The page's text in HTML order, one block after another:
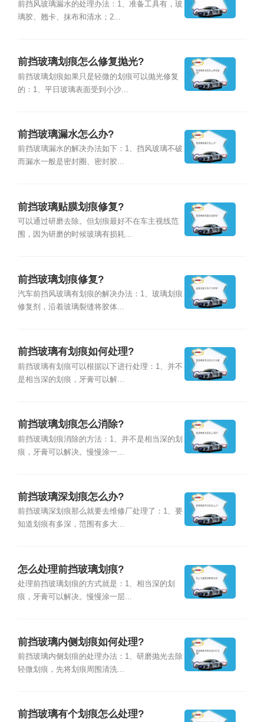
前挡风玻璃漏水的处理办法：1、准备工具有，玻
璃胶、翘卡、抹布和清水；2...
前挡玻璃划痕怎么修复抛光?
前挡玻璃划痕如果只是轻微的划痕可以抛光修复
的：1、平日玻璃表面受到小沙...
前挡玻璃漏水怎么办?
前挡玻璃漏水的解决办法如下：1、挡风玻璃不破
而漏水一般是密封圈、密封胶...
前挡玻璃贴膜划痕修复?
可以通过研磨去除。但划痕最好不在车主视线范
围，因为研磨的时候玻璃有损耗...
前挡玻璃划痕修复?
汽车前挡风玻璃有划痕的解决办法：1、玻璃划痕
修复剂，沿着玻璃裂缝将胶体...
前挡玻璃有划痕如何处理?
前挡玻璃有划痕可以根据以下进行处理：1、并不
是相当深的划痕，牙膏可以解...
前挡玻璃划痕怎么消除?
前挡玻璃划痕消除的方法：1、并不是相当深的划
痕，牙膏可以解决。慢慢涂一...
前挡玻璃深划痕怎么办?
前挡玻璃深划痕那么就要去维修厂处理了：1、要
知道划痕有多深，范围有多大...
怎么处理前挡玻璃划痕?
处理前挡玻璃划痕的方式就是：1、相当深的划
痕，牙膏可以解决。慢慢涂一层...
前挡玻璃内侧划痕如何处理?
前挡玻璃内侧划痕的处理办法：1、研磨抛光去除
轻微划痕，先将划痕周围清洗...
前挡玻璃有个划痕怎么处理?